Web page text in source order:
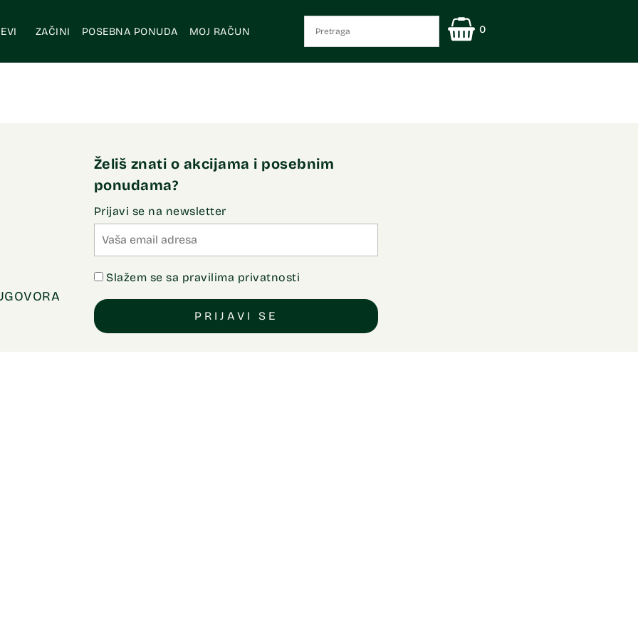
ZAČINI POSEBNA PONUDA MOJ RAČUN 0
Želiš znati o akcijama i posebnim
ponudama?
Prijavi se na newsletter
Slažem se sa pravilima privatnosti